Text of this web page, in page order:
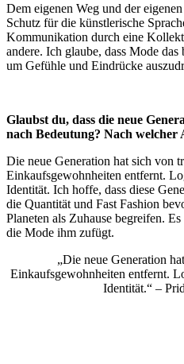
Dem eigenen Weg und der
Schutz für die künstlerische
Kommunikation durch eine
andere. Ich glaube, dass Mode
um Gefühle und Eindrücke
Glaubst du, dass die neue
nach Bedeutung? Nach welcher
Die neue Generation hat sich von
Einkaufsgewohnheiten entfernt.
Identität. Ich hoffe, dass diese
die Quantität und Fast Fashion
Planeten als Zuhause begreifen.
die Mode ihm zufügt.
„Die neue Generation
Einkaufsgewohnheiten entfernt.
Identität.“ –